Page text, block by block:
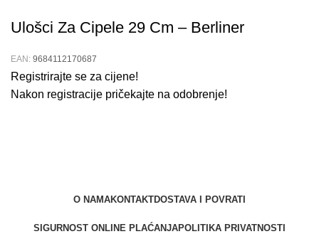
Ulošci Za Cipele 29 Cm – Berliner
EAN: 9684112170687
Registrirajte se za cijene!
Nakon registracije pričekajte na odobrenje!
O NAMAKONTAKTDOSTAVA I POVRATI
SIGURNOST ONLINE PLAĆANJAPOLITIKA PRIVATNOSTI